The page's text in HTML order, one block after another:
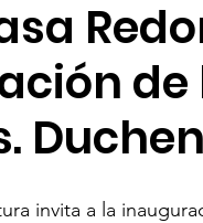
de
invita a la